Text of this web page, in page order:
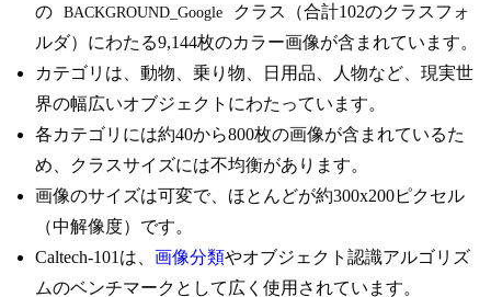
の
BACKGROUND_Google
クラス（合計102のクラスフォ
ルダ）にわたる9,144枚のカラー画像が含まれています。
カテゴリは、動物、乗り物、日用品、人物など、現実世
界の幅広いオブジェクトにわたっています。
各カテゴリには約40から800枚の画像が含まれているた
め、クラスサイズには不均衡があります。
画像のサイズは可変で、ほとんどが約300x200ピクセル
（中解像度）です。
Caltech-101は、 画像分類やオブジェクト認識アルゴリズ
ムのベンチマークとして広く使用されています。